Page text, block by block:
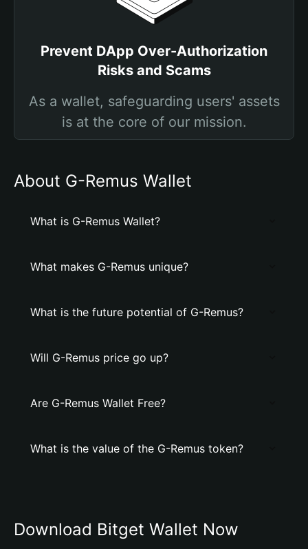
Prevent DApp Over-Authorization
Risks and Scams
As a wallet, safeguarding users' assets
is at the core of our mission.
About G-Remus Wallet
What is G-Remus Wallet?
What makes G-Remus unique?
What is the future potential of G-Remus?
Will G-Remus price go up?
Are G-Remus Wallet Free?
What is the value of the G-Remus token?
Download Bitget Wallet Now